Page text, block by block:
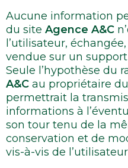
Aucune information
du site Agence A&C
l’utilisateur,
vendue sur un
Seule l’hypothèse du
A&C au propriétaire
permettrait la
informations à
son tour tenu de la
conservation et de
vis-à-vis de